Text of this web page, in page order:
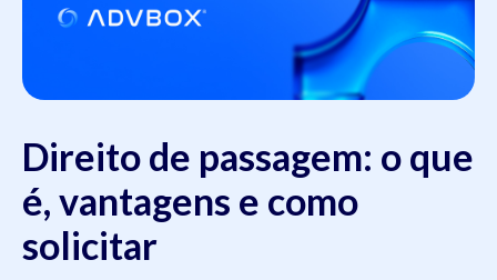
Direito de passagem: o que
é, vantagens e como
solicitar